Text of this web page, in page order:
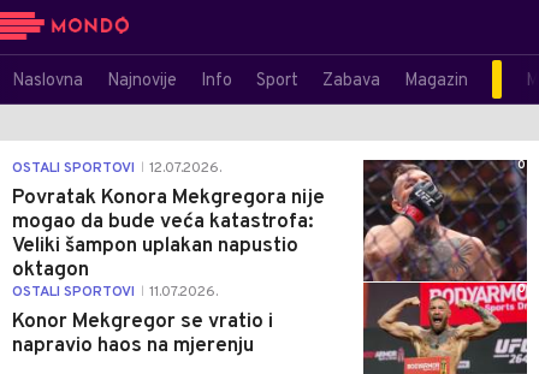
Naslovna Najnovije Info Sport Zabava Magazin
OSTALI SPORTOVI 12.07.2026.
Povratak Konora Mekgregora nije
mogao da bude veća katastrofa:
Veliki šampon uplakan napustio
oktagon
0
OSTALI SPORTOVI 11.07.2026.
Konor Mekgregor se vratio i
napravio haos na mjerenju
0